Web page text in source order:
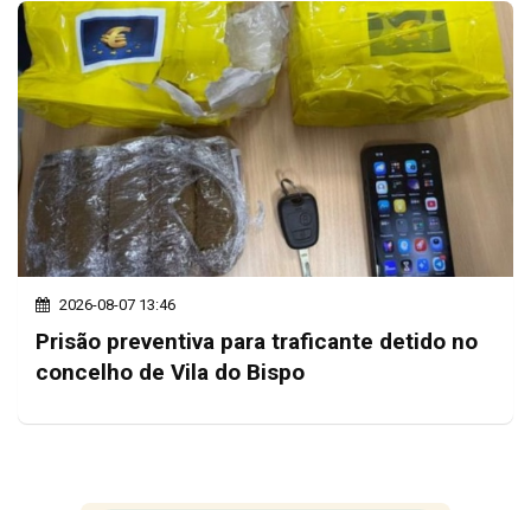
2026-08-07 13:46
Prisão preventiva para traficante detido no
concelho de Vila do Bispo